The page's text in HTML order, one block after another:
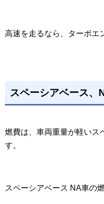
高速を走るなら、ターボエ
スペーシアベース、
燃費は、車両重量が軽いス
す。
スペーシアベース NA車の